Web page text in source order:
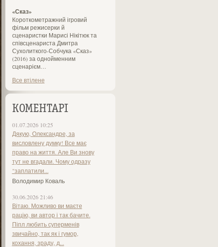
«Сказ»
Короткометражний ігровий
фільм режисерки й
сценаристки Марисі Нікітюк та
співсценариста Дмитра
Сухолиткого-Собчука «Сказ»
(2016) за однойменним
сценарієм…
Все втілене
КОМЕНТАРІ
01.07.2026 10:25
Дякую, Олександре, за
висловлену думку! Все має
право на життя. Але Ви знову
тут не вгадали. Чому одразу
"заплатили...
Володимир Коваль
30.06.2026 21:46
Вітаю. Можливо ви маєте
рацію, ви автор і так бачите.
Піпл любить суперменів
звичайно, так як і гумор,
кохання, зраду, д...